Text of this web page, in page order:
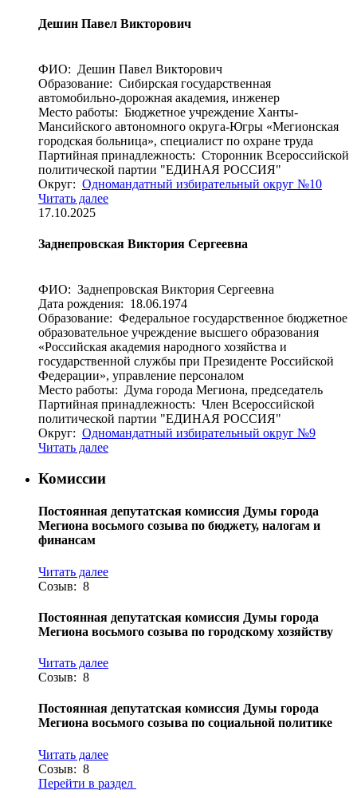
Дешин Павел Викторович
ФИО: Дешин Павел Викторович
Образование: Сибирская государственная
автомобильно-дорожная академия, инженер
Место работы: Бюджетное учреждение Ханты-
Мансийского автономного округа-Югры «Мегионская
городская больница», специалист по охране труда
Партийная принадлежность: Сторонник Всероссийской
политической партии "ЕДИНАЯ РОССИЯ"
Округ: Одномандатный избирательный округ №10
Читать далее
17.10.2025
Заднепровская Виктория Сергеевна
ФИО: Заднепровская Виктория Сергеевна
Дата рождения: 18.06.1974
Образование: Федеральное государственное бюджетное
образовательное учреждение высшего образования
«Российская академия народного хозяйства и
государственной службы при Президенте Российской
Федерации», управление персоналом
Место работы: Дума города Мегиона, председатель
Партийная принадлежность: Член Всероссийской
политической партии "ЕДИНАЯ РОССИЯ"
Округ: Одномандатный избирательный округ №9
Читать далее
Комиссии
Постоянная депутатская комиссия Думы города
Мегиона восьмого созыва по бюджету, налогам и
финансам
Читать далее
Созыв: 8
Постоянная депутатская комиссия Думы города
Мегиона восьмого созыва по городскому хозяйству
Читать далее
Созыв: 8
Постоянная депутатская комиссия Думы города
Мегиона восьмого созыва по социальной политике
Читать далее
Созыв: 8
Перейти в раздел